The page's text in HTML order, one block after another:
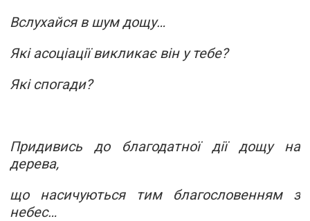
Вслухайся в шум дощу…
Які асоціації викликає він у тебе?
Які спогади?
Придивись до благодатної дії дощу на
дерева,
що насичуються тим благословенням з
небес…